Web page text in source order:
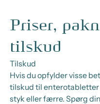
Priser,
tilskud
Tilskud
Hvis du opfylder visse
tilskud til
styk eller færre. Spørg